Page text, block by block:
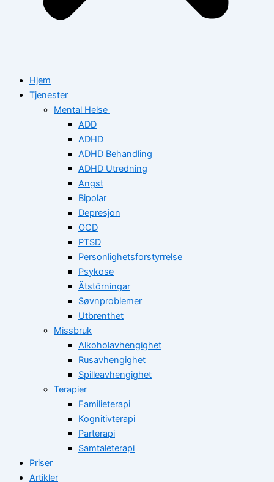
Hjem
Tjenester
Mental Helse
ADD
ADHD
ADHD Behandling
ADHD Utredning
Angst
Bipolar
Depresjon
OCD
PTSD
Personlighetsforstyrrelse
Psykose
Ätstörningar
Søvnproblemer
Utbrenthet
Missbruk
Alkoholavhengighet
Rusavhengighet
Spilleavhengighet
Terapier
Familieterapi
Kognitivterapi
Parterapi
Samtaleterapi
Priser
Artikler